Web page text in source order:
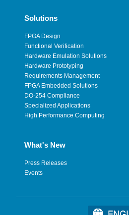
Solutions
FPGA Design
Functional Verification
Hardware Emulation Solutions
Hardware Prototyping
Requirements Management
FPGA Embedded Solutions
DO-254 Compliance
Specialized Applications
High Performance Computing
What's New
Press Releases
Events